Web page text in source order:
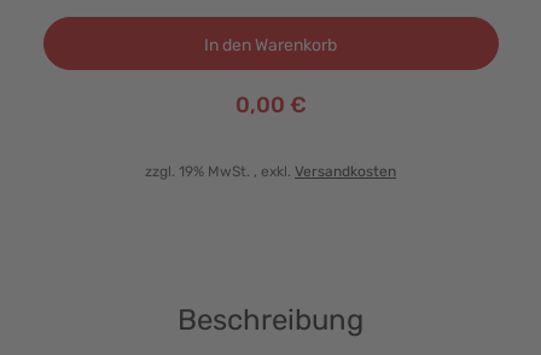
In den Warenkorb
0,00 €
zzgl. 19% MwSt. , exkl. Versandkosten
Beschreibung